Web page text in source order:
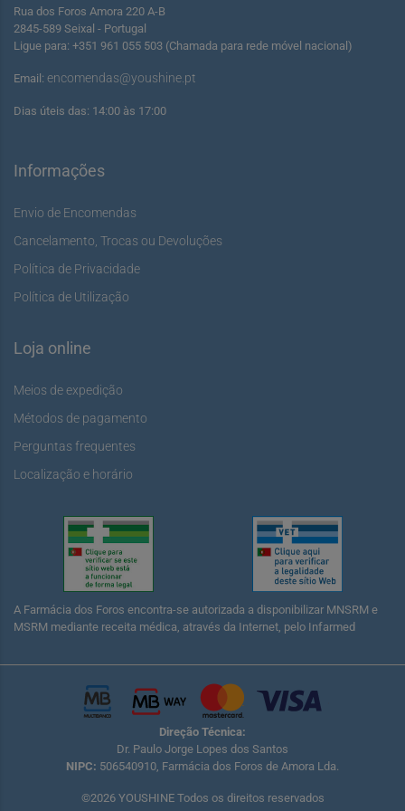
Rua dos Foros Amora 220 A-B
2845-589 Seixal - Portugal
Ligue para: +351 961 055 503 (Chamada para rede móvel nacional)
Email: encomendas@youshine.pt
Dias úteis das: 14:00 às 17:00
Informações
Envio de Encomendas
Cancelamento, Trocas ou Devoluções
Política de Privacidade
Política de Utilização
Loja online
Meios de expedição
Métodos de pagamento
Perguntas frequentes
Localização e horário
A Farmácia dos Foros encontra-se autorizada a disponibilizar MNSRM e
MSRM mediante receita médica, através da Internet, pelo Infarmed
Direção Técnica:
Dr. Paulo Jorge Lopes dos Santos
NIPC: 506540910, Farmácia dos Foros de Amora Lda.
©2026 YOUSHINE Todos os direitos reservados